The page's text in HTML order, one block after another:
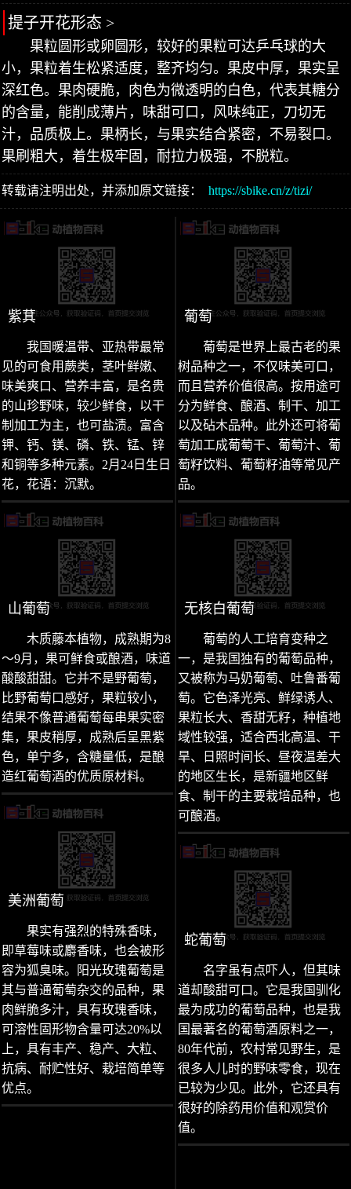
提子开花形态 >
果粒圆形或卵圆形，较好的果粒可达乒乓球的大
小，果粒着生松紧适度，整齐均匀。果皮中厚，果实呈
深红色。果肉硬脆，肉色为微透明的白色，代表其糖分
的含量，能削成薄片，味甜可口，风味纯正，刀切无
汁，品质极上。果柄长，与果实结合紧密，不易裂口。
果刷粗大，着生极牢固，耐拉力极强，不脱粒。
转载请注明出处，并添加原文链接： https://sbike.cn/z/tizi/
紫萁
我国暖温带、亚热带最常
见的可食用蕨类，茎叶鲜嫩、
味美爽口、营养丰富，是名贵
的山珍野味，较少鲜食，以干
制加工为主，也可盐渍。富含
钾、钙、镁、磷、铁、锰、锌
和铜等多种元素。2月24日生日
花，花语：沉默。
山葡萄
木质藤本植物，成熟期为8
～9月，果可鲜食或酿酒，味道
酸酸甜甜。它并不是野葡萄，
比野葡萄口感好，果粒较小，
结果不像普通葡萄每串果实密
集，果皮稍厚，成熟后呈黑紫
色，单宁多，含糖量低，是酿
造红葡萄酒的优质原材料。
美洲葡萄
果实有强烈的特殊香味，
即草莓味或麝香味，也会被形
容为狐臭味。阳光玫瑰葡萄是
其与普通葡萄杂交的品种，果
肉鲜脆多汁，具有玫瑰香味，
可溶性固形物含量可达20%以
上，具有丰产、稳产、大粒、
抗病、耐贮性好、栽培简单等
优点。
葡萄
葡萄是世界上最古老的果
树品种之一，不仅味美可口，
而且营养价值很高。按用途可
分为鲜食、酿酒、制干、加工
以及砧木品种。此外还可将葡
萄加工成葡萄干、葡萄汁、葡
萄籽饮料、葡萄籽油等常见产
品。
无核白葡萄
葡萄的人工培育变种之
一，是我国独有的葡萄品种，
又被称为马奶葡萄、吐鲁番葡
萄。它色泽光亮、鲜绿诱人、
果粒长大、香甜无籽，种植地
域性较强，适合西北高温、干
旱、日照时间长、昼夜温差大
的地区生长，是新疆地区鲜
食、制干的主要栽培品种，也
可酿酒。
蛇葡萄
名字虽有点吓人，但其味
道却酸甜可口。它是我国驯化
最为成功的葡萄品种，也是我
国最著名的葡萄酒原料之一，
80年代前，农村常见野生，是
很多人儿时的野味零食，现在
已较为少见。此外，它还具有
很好的除药用价值和观赏价
值。